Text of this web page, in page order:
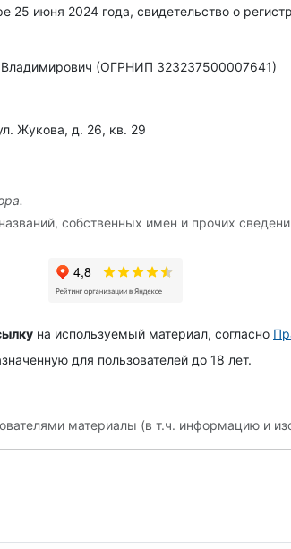
25 июня 2024 года, свидетельство о
(ОГРНИП 323237500007641)
Жукова, д. 26, кв. 29
собственных имен и прочих
на используемый материал, согласно
для пользователей до 18 лет.
материалы (в т.ч. информацию и